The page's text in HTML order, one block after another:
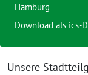
Unsere
Hamburg
Download als ics-